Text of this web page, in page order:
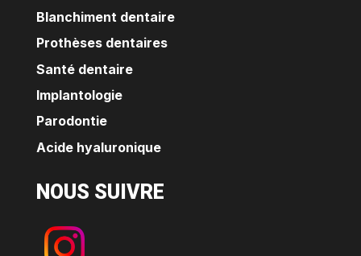
Blanchiment dentaire
Prothèses dentaires
Santé dentaire
Implantologie
Parodontie
Acide hyaluronique
NOUS SUIVRE